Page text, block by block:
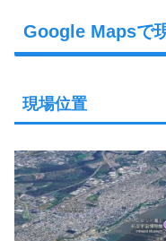
Google Mapsで
現場位置